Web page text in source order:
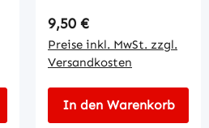
Regulärer Preis:
9,50 €
Preise inkl. MwSt. zzgl.
Versandkosten
In den Warenkorb